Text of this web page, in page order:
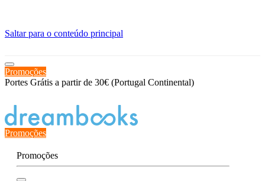
Saltar para o conteúdo principal
Promoções
Portes Grátis a partir de 30€ (Portugal Continental)
Promoções
Promoções
≡